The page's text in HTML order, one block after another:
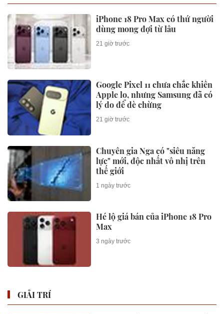
iPhone 18 Pro Max có thứ người
dùng mong đợi từ lâu
21 giờ trước
Google Pixel 11 chưa chắc khiến
Apple lo, nhưng Samsung đã có
lý do để dè chừng
21 giờ trước
Chuyên gia Nga có "siêu năng
lực" mới, độc nhất vô nhị trên
thế giới
1 ngày trước
Hé lộ giá bán của iPhone 18 Pro
Max
3 ngày trước
GIẢI TRÍ